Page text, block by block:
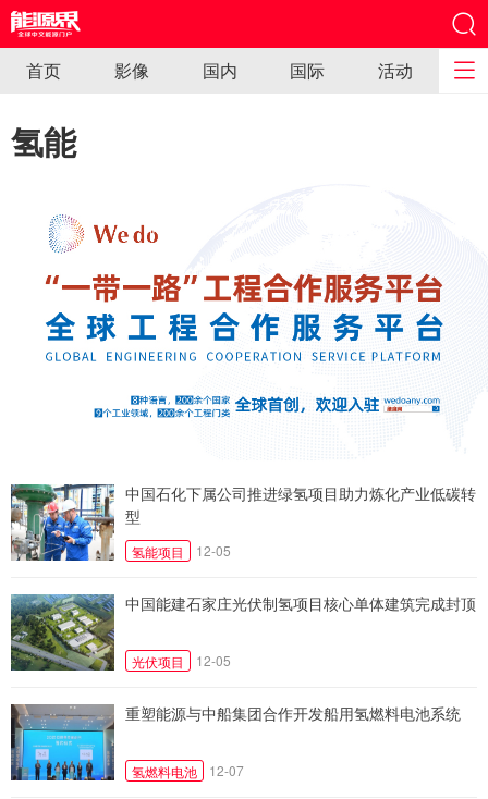
首页 影像 国内 国际 活动
氢能
中国石化下属公司推进绿氢项目助力炼化产业低碳转
型
氢能项目 12-05
中国能建石家庄光伏制氢项目核心单体建筑完成封顶
光伏项目 12-05
重塑能源与中船集团合作开发船用氢燃料电池系统
氢燃料电池 12-07